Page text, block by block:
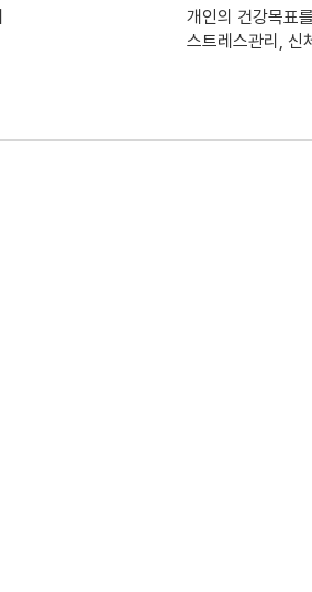
개인의 건강목표
스트레스관리, 신